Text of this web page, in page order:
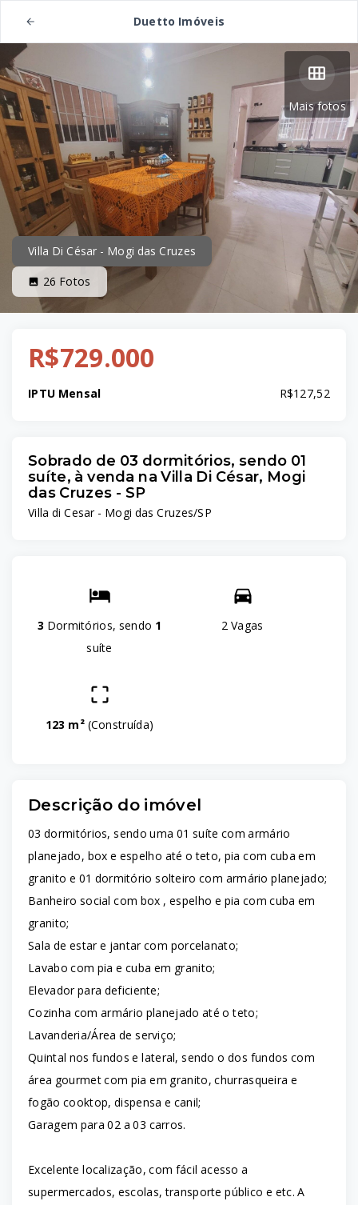
Duetto Imóveis
Mais fotos
Villa Di César - Mogi das Cruzes
26 Fotos
R$729.000
IPTU Mensal R$127,52
Sobrado de 03 dormitórios, sendo 01
suíte, à venda na Villa Di César, Mogi
das Cruzes - SP
Villa di Cesar - Mogi das Cruzes/SP
3 Dormitórios, sendo 1
suíte
2 Vagas
123 m² (Construída)
Descrição do imóvel
03 dormitórios, sendo uma 01 suíte com armário
planejado, box e espelho até o teto, pia com cuba em
granito e 01 dormitório solteiro com armário planejado;
Banheiro social com box , espelho e pia com cuba em
granito;
Sala de estar e jantar com porcelanato;
Lavabo com pia e cuba em granito;
Elevador para deficiente;
Cozinha com armário planejado até o teto;
Lavanderia/Área de serviço;
Quintal nos fundos e lateral, sendo o dos fundos com
área gourmet com pia em granito, churrasqueira e
fogão cooktop, dispensa e canil;
Garagem para 02 a 03 carros.
Excelente localização, com fácil acesso a
supermercados, escolas, transporte público e etc. A